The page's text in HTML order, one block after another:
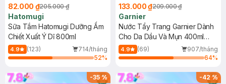
82.000 ₫205.000 ₫
Hatomugi
Sữa Tắm Hatomugi Dưỡng Ẩm
Chiết Xuất Ý Dĩ 800ml
4.9 (123)
714/tháng
52%
133.000 ₫209.000 ₫
Garnier
Nước Tẩy Trang Garnier Dành
Cho Da Dầu Và Mụn 400ml
(Mới)
4.9 (69)
907/tháng
64%
-35% -42%